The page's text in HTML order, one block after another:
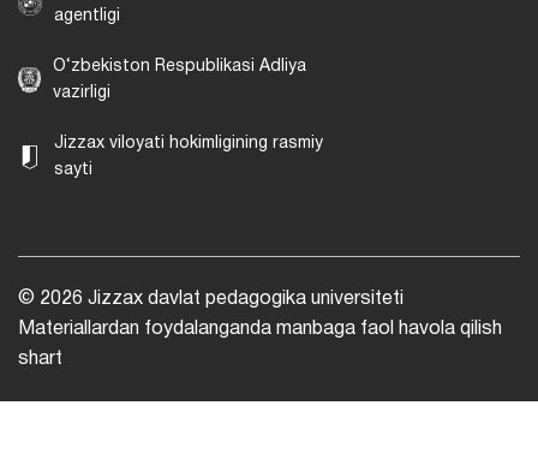
agentligi
O‘zbekiston Respublikasi Adliya
vazirligi
Jizzax viloyati hokimligining rasmiy
sayti
© 2026 Jizzax davlat pedagogika universiteti
Materiallardan foydalanganda manbaga faol havola qilish
shart